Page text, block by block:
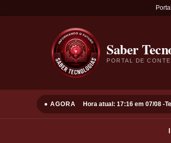
Saber
PORTAL DE
● AGORA Hora atual: 17:16 em 07/08 -